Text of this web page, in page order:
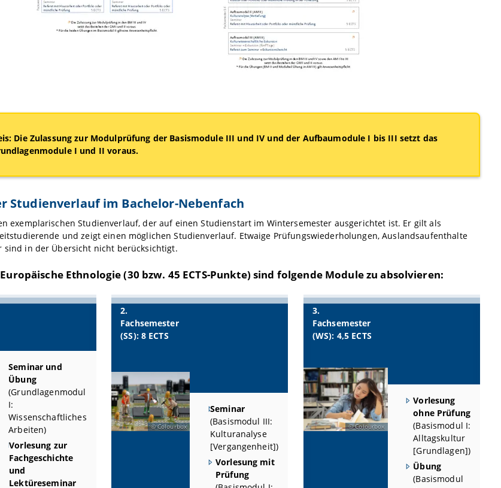
Die Zulassung zur Modulprüfung der Basismodule III und IV und der Aufbaumodule I bis III setzt das
I und II voraus.
Studienverlauf im Bachelor-Nebenfach
exemplarischen Studienverlauf, der auf einen Studienstart im Wintersemester ausgerichtet ist. Er gilt als
und zeigt einen möglichen Studienverlauf. Etwaige Prüfungswiederholungen, Auslandsaufenthalte
sind in der Übersicht nicht berücksichtigt.
Ethnologie (30 bzw. 45 ECTS-Punkte) sind folgende Module zu absolvieren:
Seminar und
Übung
(Grundlagenmodul
I:
Wissenschaftliches
Arbeiten)
Vorlesung zur
Fachgeschichte
und
Lektüreseminar
2.
Fachsemester
(SS): 8 ECTS
Colourbox
Seminar
(Basismodul III:
Kulturanalyse
[Vergangenheit])
Vorlesung mit
Prüfung
3.
Fachsemester
(WS): 4,5 ECTS
Colourbox
Vorlesung
ohne Prüfung
(Basismodul I:
Alltagskultur
[Grundlagen])
Übung
(Basismodul